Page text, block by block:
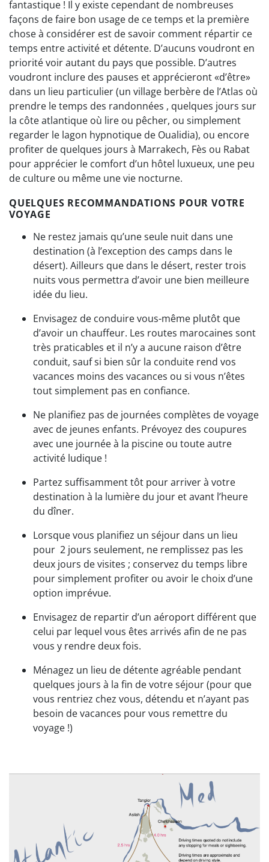
fantastique ! Il y existe cependant de nombreuses
façons de faire bon usage de ce temps et la première
chose à considérer est de savoir comment répartir ce
temps entre activité et détente. D’aucuns voudront en
priorité voir autant du pays que possible. D’autres
voudront inclure des pauses et apprécieront «d’être»
dans un lieu particulier (un village berbère de l’Atlas où
prendre le temps des randonnées , quelques jours sur
la côte atlantique où lire ou pêcher, ou simplement
regarder le lagon hypnotique de Oualidia), ou encore
profiter de quelques jours à Marrakech, Fès ou Rabat
pour apprécier le comfort d’un hôtel luxueux, une peu
de culture ou même une vie nocturne.
QUELQUES RECOMMANDATIONS POUR VOTRE
VOYAGE
Ne restez jamais qu’une seule nuit dans une
destination (à l’exception des camps dans le
désert). Ailleurs que dans le désert, rester trois
nuits vous permettra d’avoir une bien meilleure
idée du lieu.
Envisagez de conduire vous-même plutôt que
d’avoir un chauffeur. Les routes marocaines sont
très praticables et il n’y a aucune raison d’être
conduit, sauf si bien sûr la conduite rend vos
vacances moins des vacances ou si vous n’êtes
tout simplement pas en confiance.
Ne planifiez pas de journées complètes de voyage
avec de jeunes enfants. Prévoyez des coupures
avec une journée à la piscine ou toute autre
activité ludique !
Partez suffisamment tôt pour arriver à votre
destination à la lumière du jour et avant l’heure
du dîner.
Lorsque vous planifiez un séjour dans un lieu
pour 2 jours seulement, ne remplissez pas les
deux jours de visites ; conservez du temps libre
pour simplement profiter ou avoir le choix d’une
option imprévue.
Envisagez de repartir d’un aéroport différent que
celui par lequel vous êtes arrivés afin de ne pas
vous y rendre deux fois.
Ménagez un lieu de détente agréable pendant
quelques jours à la fin de votre séjour (pour que
vous rentriez chez vous, détendu et n’ayant pas
besoin de vacances pour vous remettre du
voyage !)